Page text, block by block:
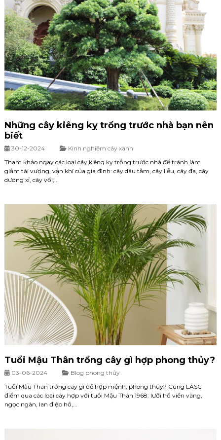
Những cây kiêng kỵ trồng trước nhà bạn nên
biết
30-12-2024
Kinh nghiệm cây xanh
Tham khảo ngay các loại cây kiêng kỵ trồng trước nhà để tránh làm
giảm tài vượng, vận khí của gia đình: cây dâu tằm, cây liễu, cây đa, cây
dương xỉ, cây vối,...
Tuổi Mậu Thân trồng cây gì hợp phong thủy?
03-06-2024
Blog phong thủy
Tuổi Mậu Thân trồng cây gì để hợp mệnh, phong thủy? Cùng LASC
điểm qua các loại cây hợp với tuổi Mậu Thân 1968: lưỡi hổ viền vàng,
ngọc ngân, lan điệp hồ,...